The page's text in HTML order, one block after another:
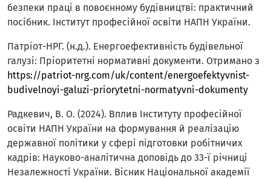
безпеки праці в повоєнному будівництві: практичний
посібник. Інститут професійної освіти НАПН України.
Патріот-НРГ. (н.д.). Енергоефективність будівельної
галузі: Пріоритетні нормативні документи. Отримано з
https://patriot-nrg.com/uk/content/energoefektyvnist-
budivelnoyi-galuzi-priorytetni-normatyvni-dokumenty
Радкевич, В. О. (2024). Вплив Інституту професійної
освіти НАПН України на формування й реалізацію
державної політики у сфері підготовки робітничих
кадрів: Науково-аналітична доповідь до 33-ї річниці
Незалежності України. Вісник Національної академії